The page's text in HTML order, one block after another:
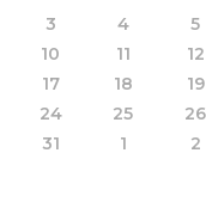
3
4 5
10
11 12
17
18 19
24
25 26
31
1 2